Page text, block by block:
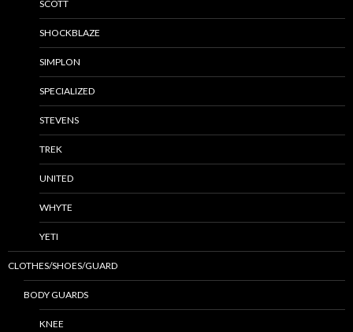
SCOTT
SHOCKBLAZE
SIMPLON
SPECIALIZED
STEVENS
TREK
UNITED
WHYTE
YETI
CLOTHES/SHOES/GUARD
BODY GUARDS
KNEE